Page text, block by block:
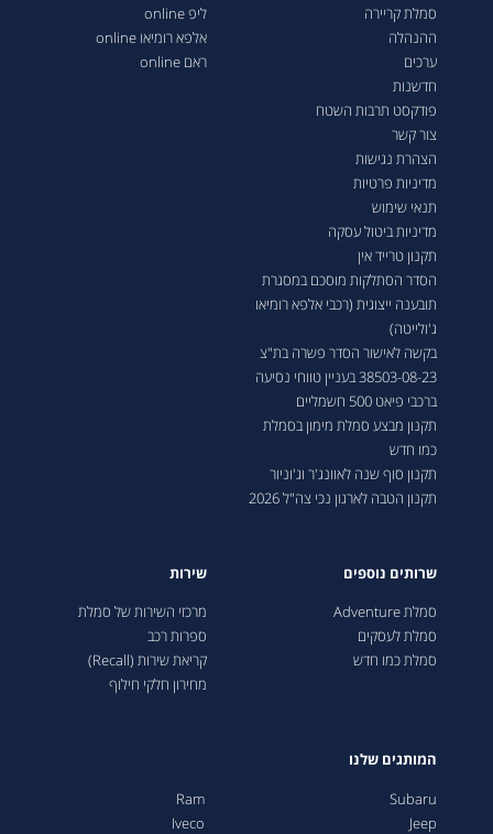
סמלת קריירה
ההנהלה
ערכים
חדשנות
פודקסט תרבות השטח
צור קשר
הצהרת נגישות
מדיניות פרטיות
תנאי שימוש
מדיניות ביטול עסקה
תקנון טרייד אין
הסדר הסתלקות מוסכם במסגרת
תובענה ייצוגית (רכבי אלפא רומיאו
ג'ולייטה)
בקשה לאישור הסדר פשרה בת"צ
38503-08-23 בעניין טווחי נסיעה
ברכבי פיאט 500 חשמליים
תקנון מבצע סמלת מימון בסמלת
כמו חדש
תקנון סוף שנה לאוונג'ר וג'וניור
תקנון הטבה לארגון נכי צה"ל 2026
ליפ online
אלפא רומיאו online
ראם online
שרותים נוספים
סמלת Adventure
סמלת לעסקים
סמלת כמו חדש
שירות
מרכזי השירות של סמלת
ספרות רכב
קריאת שירות (Recall)
מחירון חלקי חילוף
המותגים שלנו
Subaru
Jeep
Ram
Iveco